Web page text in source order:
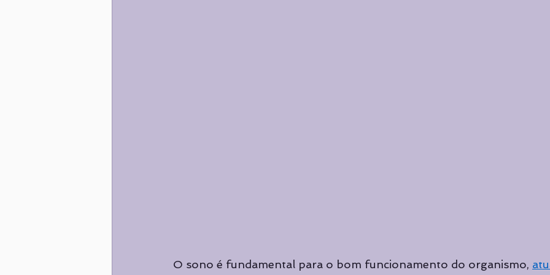
O sono é fundamental para o bom funcionamento do organismo,